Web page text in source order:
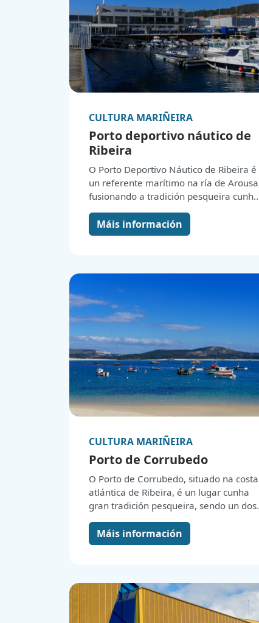
CULTURA MARIÑEIRA
Porto deportivo náutico de
Ribeira
O Porto Deportivo Náutico de Ribeira é
un referente marítimo na ría de Arousa,
fusionando a tradición pesqueira cunha
navegantes e amantes da náutica.
Situado nunha posición estratéxica
primeira calidade e un ambiente
acolledor, converténdose nun punto de
encontro ideal para quen desexa gozar
do mar e as múltiples actividades
náuticas que Galicia ten para ofrecer.
Máis información
CULTURA MARIÑEIRA
Porto de Corrubedo
O Porto de Corrubedo, situado na costa
atlántica de Ribeira, é un lugar cunha
gran tradición pesqueira, sendo un dos
súa orixe remóntase ao século XIX,
cando se iniciaron as primeiras obras de
pesqueiro que perdurou ata hoxe. Ao
longo dos anos, o porto foi testemuña
dunha importante actividade pesqueira,
Máis información